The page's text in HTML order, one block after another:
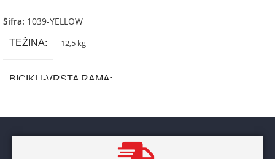
Šifra: 1039-YELLOW
TEŽINA 12,5 kg
BICIKLI-VRSTA RAMA